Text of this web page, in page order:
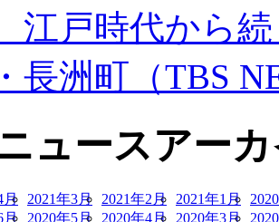
戸時代から
長洲町（TBS
ュースアー
月 2021年3月 2021年2月 2021年1月
月
2020年5月 2020年4月 2020年3月